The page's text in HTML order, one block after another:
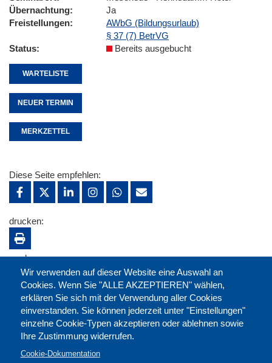
Übernachtung
Ja
Freistellungen
AWbG (Bildungsurlaub)
§ 37 (7) BetrVG
Status
Bereits ausgebucht
WARTELISTE
NEUER TERMIN
MERKZETTEL
Wir verwenden auf dieser Website eine Auswahl an
Cookies. Wenn Sie "ALLE AKZEPTIEREN" wählen,
erklären Sie sich mit der Verwendung aller Cookies
einverstanden. Sie können jederzeit unter "Einstellungen"
einzelne Cookie-Typen akzeptieren oder ablehnen sowie
Ihre Zustimmung widerrufen.
Cookie-Dokumentation
Diese Seite empfehlen:
drucken:
merken: